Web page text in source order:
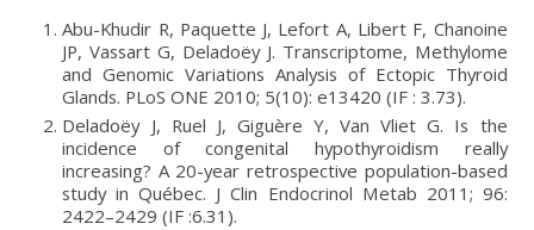
Abu-Khudir R, Paquette J, Lefort A, Libert F, Chanoine
JP, Vassart G, Deladoëy J. Transcriptome, Methylome
and Genomic Variations Analysis of Ectopic Thyroid
Glands. PLoS ONE 2010; 5(10): e13420 (IF : 3.73).
Deladoëy J, Ruel J, Giguère Y, Van Vliet G. Is the
incidence of congenital hypothyroidism really
increasing? A 20-year retrospective population-based
study in Québec. J Clin Endocrinol Metab 2011; 96:
2422–2429 (IF :6.31).